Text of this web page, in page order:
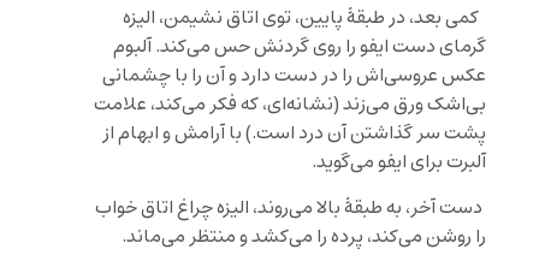
کمی بعد، در طبقۀ پایین، توی اتاق نشیمن، الیزه
گرمای دست ایفو را روی گردنش حس می‌کند. آلبوم
عکس عروسی‌اش را در دست دارد و آن را با چشمانی
بی‌اشک ورق می‌زند (نشانه‌ای، که فکر می‌کند، علامت
پشت سر گذاشتن آن درد است.) با آرامش و ابهام از
آلبرت برای ایفو می‌گوید.
دست آخر، به طبقۀ بالا می‌روند، الیزه چراغ اتاق خواب
را روشن می‌کند، پرده را می‌کشد و منتظر می‌ماند.